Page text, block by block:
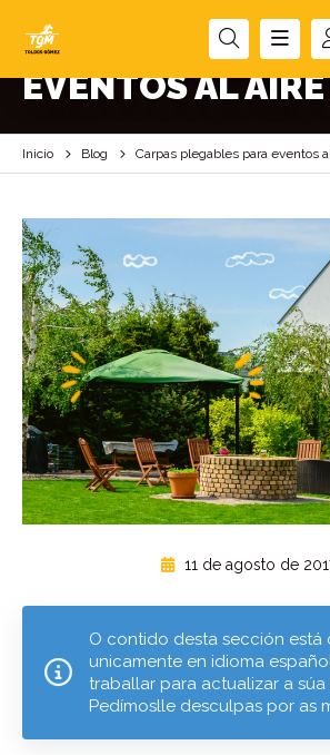
CARPAS
EVENTOS AL
Inicio Blog Carpas plegables para eventos
11 de agosto de
O contido desta sección está
unicamente en idioma
traballar para actualizar a súa
Pedímoslle desculpas por as